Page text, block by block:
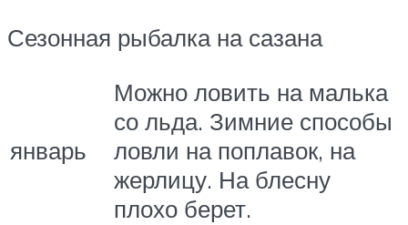
Сезонная рыбалка на сазана
январь
Можно ловить на малька
со льда. Зимние способы
ловли на поплавок, на
жерлицу. На блесну
плохо берет.